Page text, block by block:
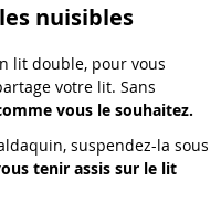
nuisibles
lit double, pour vous
votre lit. Sans
vous le souhaitez.
suspendez-la sous
tenir assis sur le lit